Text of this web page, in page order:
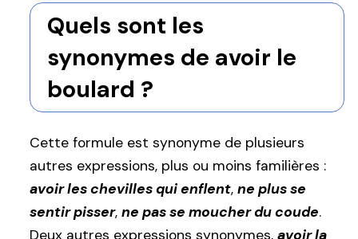
Quels sont les
synonymes de avoir le
boulard ?
Cette formule est synonyme de plusieurs
autres expressions, plus ou moins familières :
avoir les chevilles qui enflent, ne plus se
sentir pisser, ne pas se moucher du coude.
Deux autres expressions synonymes, avoir la